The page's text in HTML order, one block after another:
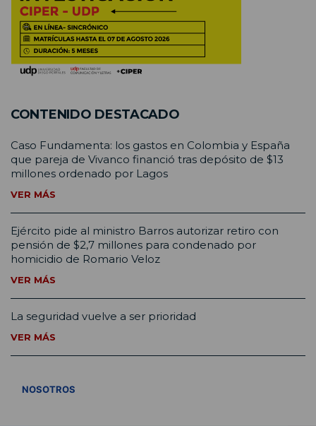
CONTENIDO DESTACADO
Caso Fundamenta: los gastos en Colombia y España
que pareja de Vivanco financió tras depósito de $13
millones ordenado por Lagos
VER MÁS
Ejército pide al ministro Barros autorizar retiro con
pensión de $2,7 millones para condenado por
homicidio de Romario Veloz
VER MÁS
La seguridad vuelve a ser prioridad
VER MÁS
NOSOTROS